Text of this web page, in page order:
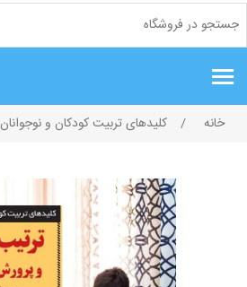
خانه / کلیدهای تربیت کودکان و نوجوانان